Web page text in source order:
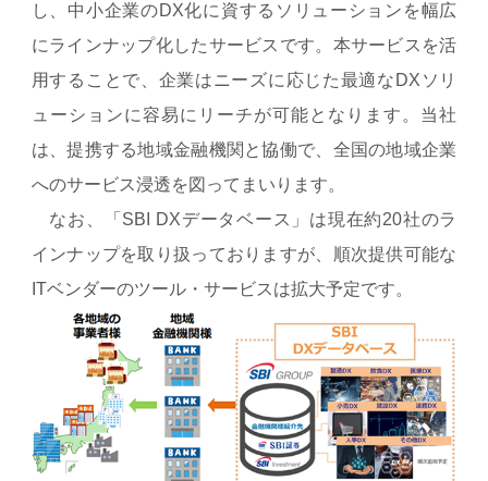
し、中小企業のDX化に資するソリューションを幅広
にラインナップ化したサービスです。本サービスを活
用することで、企業はニーズに応じた最適なDXソリ
ューションに容易にリーチが可能となります。当社
は、提携する地域金融機関と協働で、全国の地域企業
へのサービス浸透を図ってまいります。
なお、「SBI DXデータベース」は現在約20社のラ
インナップを取り扱っておりますが、順次提供可能な
ITベンダーのツール・サービスは拡大予定です。